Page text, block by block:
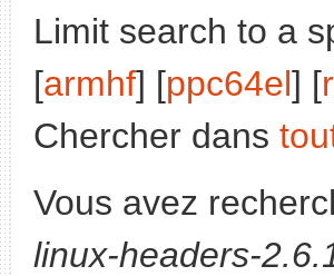
Limit search to a
[armhf] [ppc64el] [
Chercher dans
Vous avez
linux-headers-